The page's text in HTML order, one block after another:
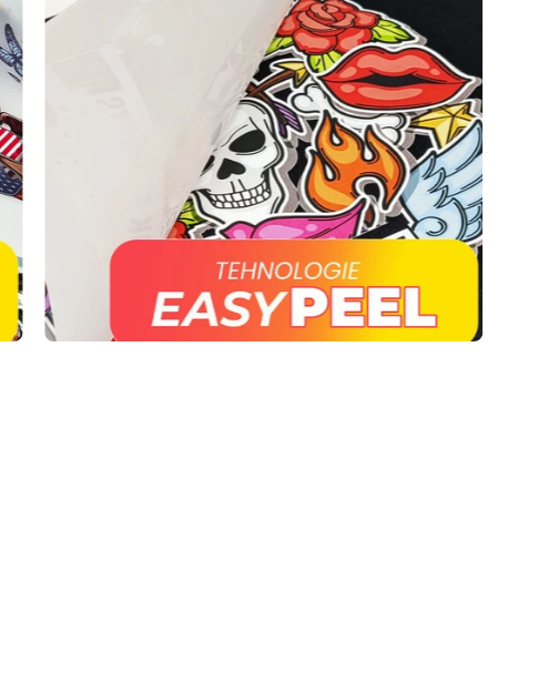
Termeni de utilizare
confidentialitate
Politica de retur
Politica de livrare
Termeni si conditii